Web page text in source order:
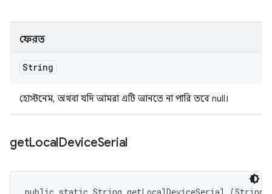
ফেরত
String
হোস্টনেম, অথবা যদি আমরা এটি আনতে না পারি তবে null।
getLocalDeviceSerial